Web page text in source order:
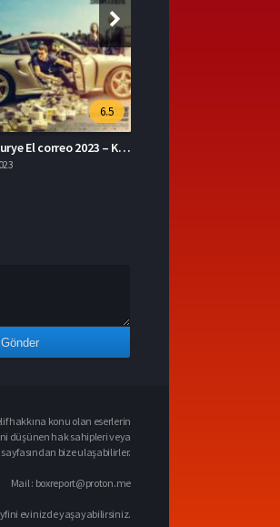
7.1
The Ministry of Ungentlemanly Warfare 2024 – Centilmen Olmayan Savaş Bakanlığı 1080p Turkce Dublaj izle
Gönder
hakkına konu olan eserlerin
düşünen hak sahipleri veya
bize ulaşabilirler.
Mail : boxreport@proton.me
evinizde yaşayabilirsiniz.